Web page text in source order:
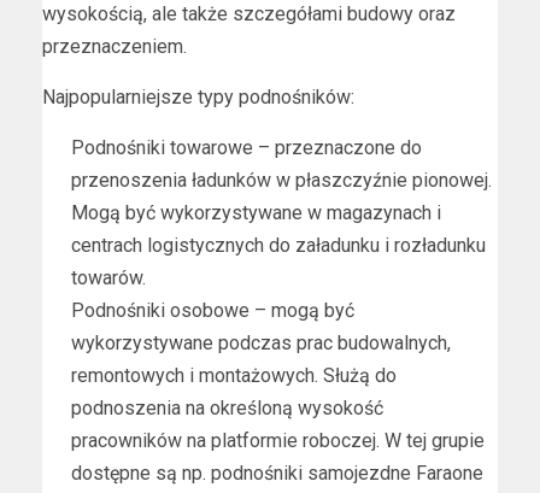
wysokością, ale także szczegółami budowy oraz
przeznaczeniem.
Najpopularniejsze typy podnośników:
Podnośniki towarowe – przeznaczone do
przenoszenia ładunków w płaszczyźnie pionowej.
Mogą być wykorzystywane w magazynach i
centrach logistycznych do załadunku i rozładunku
towarów.
Podnośniki osobowe – mogą być
wykorzystywane podczas prac budowalnych,
remontowych i montażowych. Służą do
podnoszenia na określoną wysokość
pracowników na platformie roboczej. W tej grupie
dostępne są np. podnośniki samojezdne Faraone